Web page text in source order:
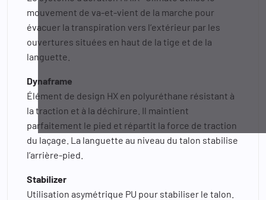
mouvement de va-et-vient de la marche pour
évacuer la transpiration vers l‘extérieur par les
ouvertures situées en haut de la tige et de la
languette.
Dynaframe
Élément de design HX en polyuréthane résistant à
la traction et à la déchirure. Il maintient
parfaitement le pied et répartit la force de traction
du laçage. La languette au niveau du talon stabilise
l’arrière-pied.
Stabilizer
Utilisation asymétrique PU pour stabiliser le talon.